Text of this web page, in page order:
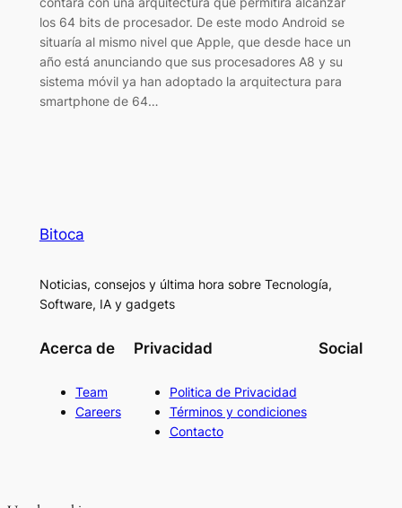
los 64 bits de procesador. De este modo Android se
situaría al mismo nivel que Apple, que desde hace un
año está anunciando que sus procesadores A8 y su
sistema móvil ya han adoptado la arquitectura para
smartphone de 64…
Bitoca
Noticias, consejos y última hora sobre Tecnología,
Software, IA y gadgets
Acerca de
Team
Careers
Privacidad
Politica de Privacidad
Términos y condiciones
Contacto
Social